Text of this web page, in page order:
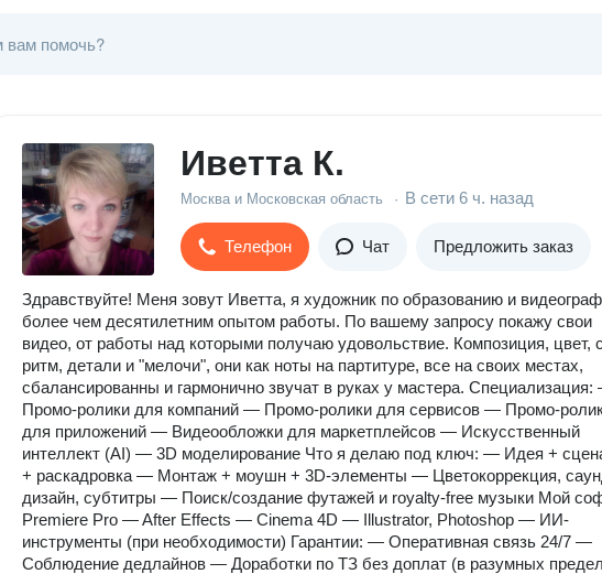
Иветта К.
Москва и Московская область · В сети 6 ч. назад
Телефон Чат Предложить заказ
Здравствуйте! Меня зовут Иветта, я художник по образованию и
более чем десятилетним опытом работы. По вашему запросу покажу свои
видео, от работы над которыми получаю удовольствие. Композиция, цвет,
ритм, детали и "мелочи", они как ноты на партитуре, все на своих местах,
сбалансированны и гармонично звучат в руках у мастера.
Промо-ролики для компаний — Промо-ролики для сервисов — Промо-
для приложений — Видеообложки для маркетплейсов — Искусственный
интеллект (AI) — 3D моделирование Что я делаю под ключ: — Идея +
+ раскадровка — Монтаж + моушн + 3D-элементы — Цветокоррекция,
дизайн, субтитры — Поиск/создание футажей и royalty-free музыки Мой
Premiere Pro — After Effects — Cinema 4D — Illustrator, Photoshop — ИИ-
инструменты (при необходимости) Гарантии: — Оперативная связь 24/7 —
Соблюдение дедлайнов — Доработки по ТЗ без доплат (в разумных